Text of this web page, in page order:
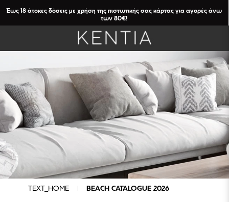
TEXT_HOME BEACH CATALOGUE 2026
Έως 18 άτοκες δόσεις με χρήση της πιστωτικής σας κάρτας για αγορές άνω
των 80€!